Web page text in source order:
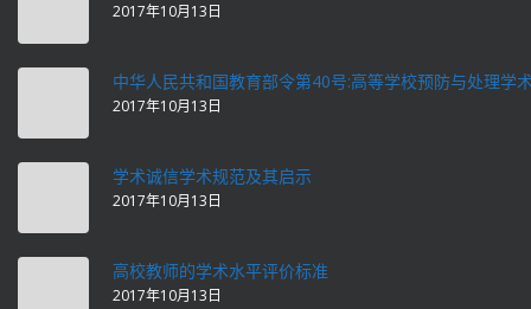
2017年10月13日
中华人民共和国教育部令第40号:高等学校预防与处理学
2017年10月13日
学术诚信学术规范及其启示
2017年10月13日
高校教师的学术水平评价标准
2017年10月13日